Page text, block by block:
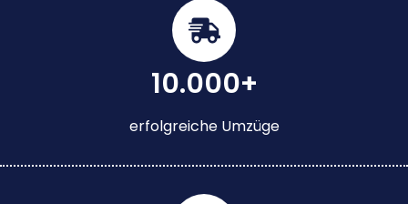
10.000+
erfolgreiche Umzüge